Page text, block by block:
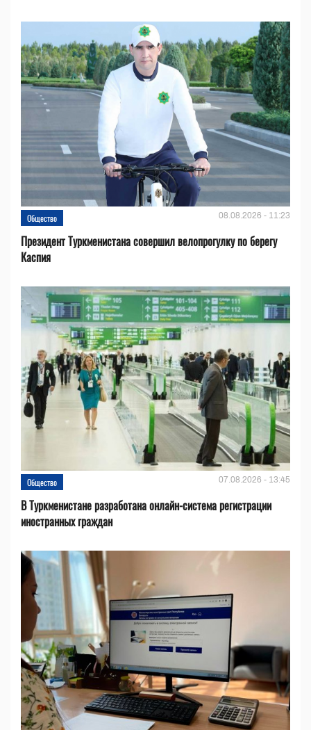
Общество 08.08.2026 - 11:23
Президент Туркменистана совершил велопрогулку по берегу
Каспия
Общество 07.08.2026 - 13:45
В Туркменистане разработана онлайн-система регистрации
иностранных граждан